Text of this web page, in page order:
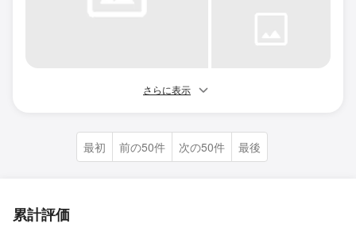
さらに表示
最初 前の50件 次の50件 最後
累計評価